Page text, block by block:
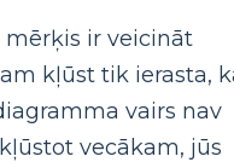
ir veicināt
kļūst tik ierasta,
vairs nav
vecākam, jūs